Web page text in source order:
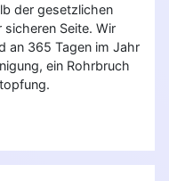
der gesetzlichen
Seite. Wir
an 365 Tagen im Jahr
ein Rohrbruch